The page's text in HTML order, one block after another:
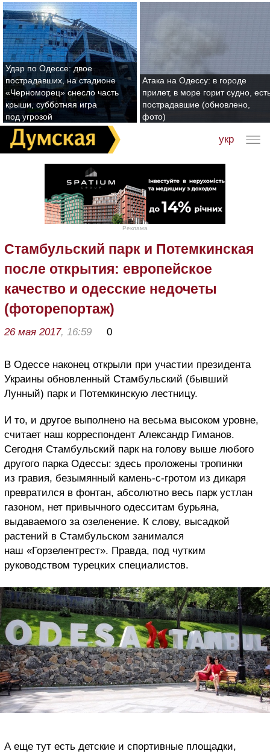
Удар по Одессе: двое
пострадавших, на стадионе
«Черноморец» снесло часть
крыши, субботняя игра
под угрозой
Атака на Одессу: в городе
прилет, в море горит судно,
пострадавшие (обновлено,
фото)
укр
Реклама
Стамбульский парк и Потемкинская
после открытия: европейское
качество и одесские недочеты
(фоторепортаж)
26 мая 2017, 16:59 0
В Одессе наконец открыли при участии президента
Украины обновленный Стамбульский (бывший
Лунный) парк и Потемкинскую лестницу.
И то, и другое выполнено на весьма высоком уровне,
считает наш корреспондент Александр Гиманов.
Сегодня Стамбульский парк на голову выше любого
другого парка Одессы: здесь проложены тропинки
из гравия, безымянный камень-с-гротом из дикаря
превратился в фонтан, абсолютно весь парк устлан
газоном, нет привычного одесситам бурьяна,
выдаваемого за озеленение. К слову, высадкой
растений в Стамбульском занимался
наш «Горзелентрест». Правда, под чутким
руководством турецких специалистов.
А еще тут есть детские и спортивные площадки,